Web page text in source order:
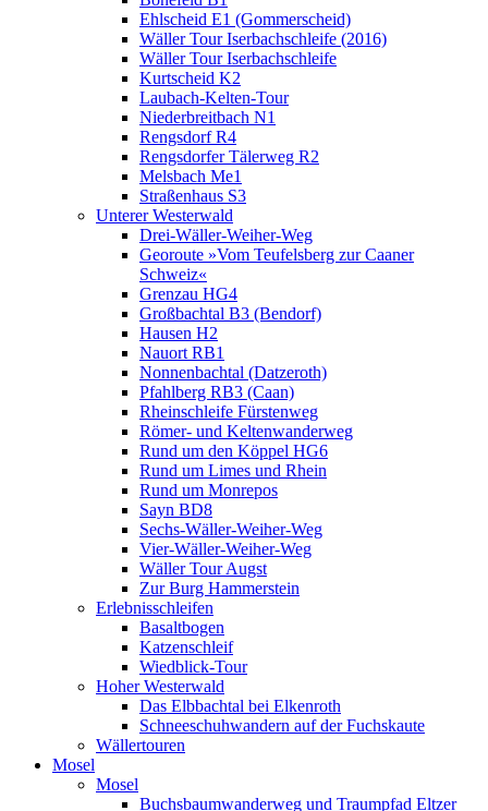
Ehlscheid E1 (Gommerscheid)
Wäller Tour Iserbachschleife (2016)
Wäller Tour Iserbachschleife
Kurtscheid K2
Laubach-Kelten-Tour
Niederbreitbach N1
Rengsdorf R4
Rengsdorfer Tälerweg R2
Melsbach Me1
Straßenhaus S3
Unterer Westerwald
Drei-Wäller-Weiher-Weg
Georoute »Vom Teufelsberg zur Caaner
Schweiz«
Grenzau HG4
Großbachtal B3 (Bendorf)
Hausen H2
Nauort RB1
Nonnenbachtal (Datzeroth)
Pfahlberg RB3 (Caan)
Rheinschleife Fürstenweg
Römer- und Keltenwanderweg
Rund um den Köppel HG6
Rund um Limes und Rhein
Rund um Monrepos
Sayn BD8
Sechs-Wäller-Weiher-Weg
Vier-Wäller-Weiher-Weg
Wäller Tour Augst
Zur Burg Hammerstein
Erlebnisschleifen
Basaltbogen
Katzenschleif
Wiedblick-Tour
Hoher Westerwald
Das Elbbachtal bei Elkenroth
Schneeschuhwandern auf der Fuchskaute
Wällertouren
Mosel
Mosel
Buchsbaumwanderweg und Traumpfad Eltzer